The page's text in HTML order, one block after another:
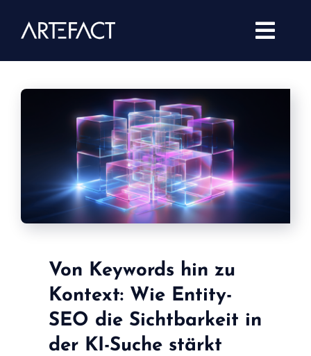
Display Programmatic
Social Media
Affiliate Marketing
Blog
Von Keywords hin zu
Kontext: Wie Entity-
SEO die Sichtbarkeit in
der KI-Suche stärkt